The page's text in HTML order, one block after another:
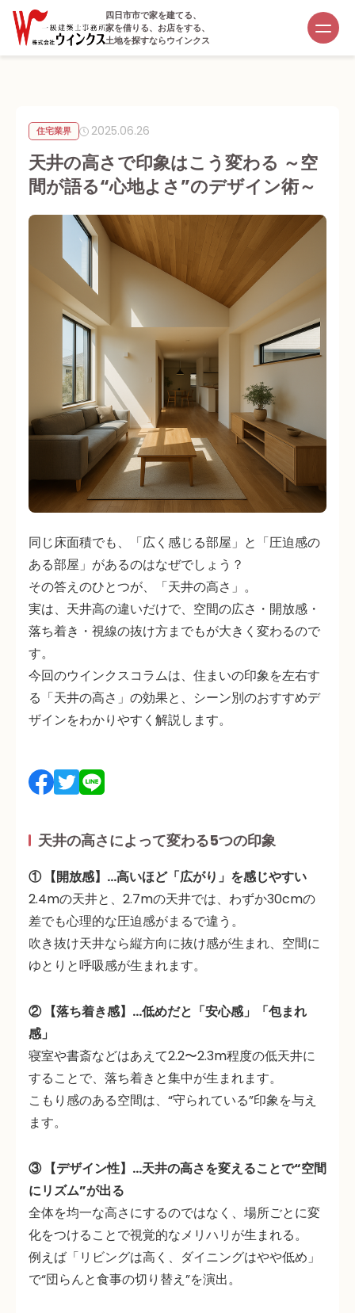
四日市市で家を建てる、
家を借りる、お店をする、
土地を探すならウインクス
住宅業界 2025.06.26
天井の高さで印象はこう変わる ～空
間が語る“心地よさ”のデザイン術～
同じ床面積でも、「広く感じる部屋」と「圧迫感の
ある部屋」があるのはなぜでしょう？
その答えのひとつが、「天井の高さ」。
実は、天井高の違いだけで、空間の広さ・開放感・
落ち着き・視線の抜け方までもが大きく変わるので
す。
今回のウインクスコラムは、住まいの印象を左右す
る「天井の高さ」の効果と、シーン別のおすすめデ
ザインをわかりやすく解説します。
天井の高さによって変わる5つの印象
① 【開放感】…高いほど「広がり」を感じやすい
2.4mの天井と、2.7mの天井では、わずか30cmの
差でも心理的な圧迫感がまるで違う 。
吹き抜け天井なら縦方向に抜け感が生まれ、空間に
ゆとりと呼吸感が生まれます。
② 【落ち着き感】…低めだと「安心感」「包まれ
感」
寝室や書斎などはあえて2.2〜2.3m程度の低天井に
することで、落ち着きと集中が生まれます。
こもり感のある空間は、“守られている”印象を与え
ます。
③ 【デザイン性】…天井の高さを変えることで“空間
にリズム”が出る
全体を均一な高さにするのではなく、場所ごとに変
化をつけることで視覚的なメリハリが生まれる。
例えば「リビングは高く、ダイニングはやや低め」
で“団らんと食事の切り替え”を演出。